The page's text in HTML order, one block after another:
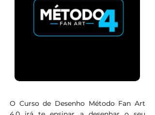
O Curso de Desenho Método Fan Art